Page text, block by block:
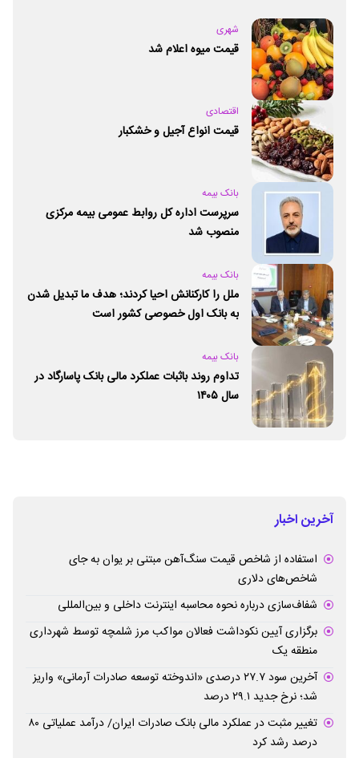
شهری
قیمت میوه اعلام شد
اقتصادی
قیمت انواع آجیل و خشکبار
بانک بیمه
سرپرست اداره کل روابط عمومی بیمه مرکزی
منصوب شد
بانک بیمه
ملل را کارکنانش احیا کردند؛ هدف ما تبدیل شدن
به بانک اول خصوصی کشور است
بانک بیمه
تداوم روند باثبات عملکرد مالی بانک پاسارگاد در
سال ۱۴۰۵
آخرین اخبار
استفاده از شاخص قیمت سنگ‌آهن مبتنی بر یوان به جای
شاخص‌های دلاری
شفاف‌سازی درباره نحوه محاسبه اینترنت داخلی و بین‌المللی
برگزاری آیین نکوداشت فعالان مواکب مرز شلمچه توسط شهرداری
منطقه یک
آخرین سود ۲۷.۷ درصدی «اندوخته توسعه صادرات آرمانی» واریز
شد؛ نرخ جدید ۲۹.۱ درصد
تغییر مثبت در عملکرد مالی بانک صادرات ایران/ درآمد عملیاتی ۸۰
درصد رشد کرد